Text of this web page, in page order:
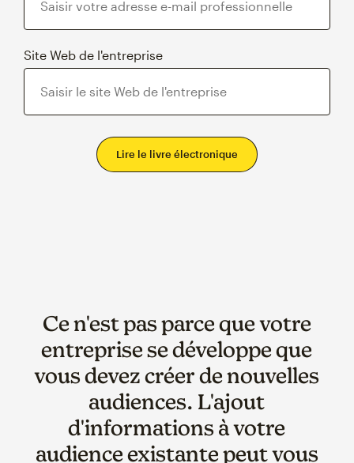
Site Web de l'entreprise
Ce n'est pas parce que votre
entreprise se développe que
vous devez créer de nouvelles
audiences. L'ajout
d'informations à votre
audience existante peut vous